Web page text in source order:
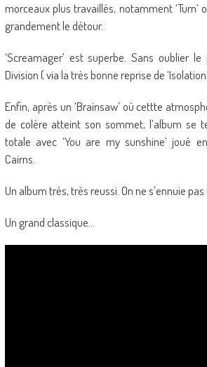
morceaux plus travaillés, notamment ‘Turn’
grandement le détour.
‘Screamager’ est superbe. Sans oublier
Division ( via la très bonne reprise de
Enfin, après un ‘Brainsaw’ où cettte
de colère atteint son sommet, l’album se
totale avec ‘You are my sunshine’ joué
Cairns.
Un album très, très reussi. On ne s’ennuie pas
Un grand classique…